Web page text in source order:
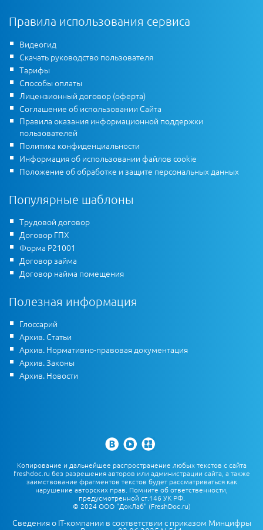
Правила использования сервиса
Видеогид
Скачать руководство пользователя
Тарифы
Способы оплаты
Лицензионный договор (оферта)
Соглашение об использовании Сайта
Правила оказания информационной поддержки
пользователей
Политика конфиденциальности
Информация об использовании файлов cookie
Положение об обработке и защите персональных данных
Популярные шаблоны
Трудовой договор
Договор ГПХ
Форма Р21001
Договор займа
Договор найма помещения
Полезная информация
Глоссарий
Архив. Статьи
Архив. Нормативно-правовая документация
Архив. Законы
Архив. Новости
Копирование и дальнейшее распространение любых текстов с сайта
freshdoc.ru без разрешения авторов или администрации сайта, а также
заимствование фрагментов текстов будет рассматриваться как
нарушение авторских прав. Помните об ответственности,
предусмотренной ст.146 УК РФ.
© 2024 ООО "ДокЛаб" (FreshDoc.ru)
Сведения о IT-компании в соответствии с приказом Минцифры